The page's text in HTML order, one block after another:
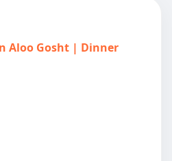
Aloo Gosht | Dinner